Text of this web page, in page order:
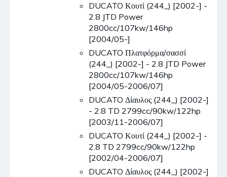
DUCATO Κουτί (244_) [2002-] -
2.8 JTD Power
2800cc/107kw/146hp
[2004/05-]
DUCATO Πλατφόρμα/σασσί
(244_) [2002-] - 2.8 JTD Power
2800cc/107kw/146hp
[2004/05-2006/07]
DUCATO Δίαυλος (244_) [2002-]
- 2.8 TD 2799cc/90kw/122hp
[2003/11-2006/07]
DUCATO Κουτί (244_) [2002-] -
2.8 TD 2799cc/90kw/122hp
[2002/04-2006/07]
DUCATO Δίαυλος (244_) [2002-]